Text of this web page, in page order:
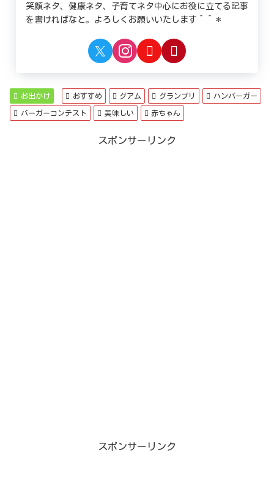
笑顔ネタ、健康ネタ、子育てネタ中心にお役に立てる記事
を書ければなと。よろしくお願いいたします＾＾＊
お出かけ おすすめ グアム グランプリ ハンバーガー
バーガーコンテスト 美味しい 赤ちゃん
スポンサーリンク
スポンサーリンク